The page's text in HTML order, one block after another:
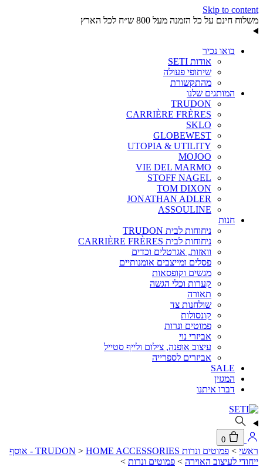
Skip to content
משלוח חינם על כל הזמנה מעל 800 ש״ח לכל הארץ
בואו נכיר
אודות SETI
שיתופי פעולה
מהתקשורת
המותגים שלנו
TRUDON
CARRIÈRE FRÈRES
SKLO
GLOBEWEST
UTOPIA & UTILITY
MOJOO
VIE DEL MARMO
STOFF NAGEL
TOM DIXON
JONATHAN ADLER
ASSOULINE
חנות
ניחוחות לבית TRUDON
ניחוחות לבית CARRIÈRE FRÈRES
וואזות, אגרטלים וכדים
פסלים ומייצבים אומנותיים
מגשים וקופסאות
קערות וכלי הגשה
תאורה
שולחנות צד
קונסולות
פמוטים ונרות
אביזרי נוי
עיצוב אופנה, צילום ולייף סטייל
אביזרים לספרייה
SALE
המגזין
דברו איתנו
0
ראשי > פמוטים ונרות TRUDON >
HOME ACCESSORIES - אוסף
ייחודי לעיצוב האוירה > פמוטים ונרות >